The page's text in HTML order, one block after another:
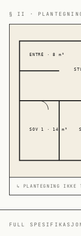
§ II ·
SOV 1 · 14 m²
ENTRÉ · 8 m²
FULL